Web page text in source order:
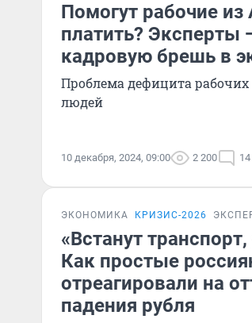
Помогут рабочие
платить? Эксперты
кадровую брешь в
Проблема дефицита рабочих
людей
10 декабря, 2024, 09:00 2 200 14
ЭКОНОМИКА КРИЗИС-2026
«Встанут
Как простые
отреагировали на
падения рубля